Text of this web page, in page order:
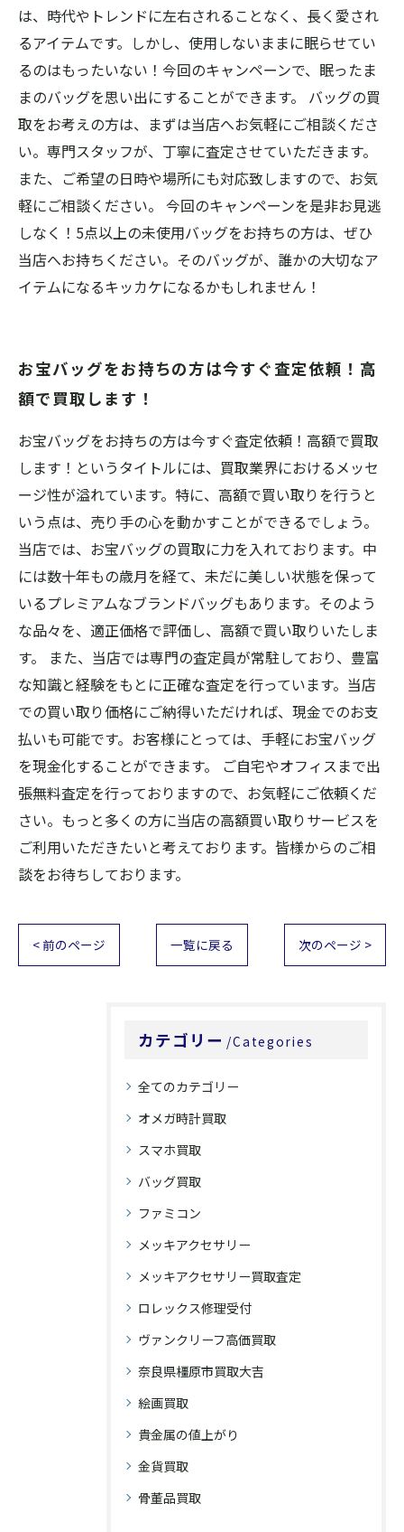
は、時代やトレンドに左右されることなく、長く愛され
るアイテムです。しかし、使用しないままに眠らせてい
るのはもったいない！今回のキャンペーンで、眠ったま
まのバッグを思い出にすることができます。 バッグの買
取をお考えの方は、まずは当店へお気軽にご相談くださ
い。専門スタッフが、丁寧に査定させていただきます。
また、ご希望の日時や場所にも対応致しますので、お気
軽にご相談ください。 今回のキャンペーンを是非お見逃
しなく！5点以上の未使用バッグをお持ちの方は、ぜひ
当店へお持ちください。そのバッグが、誰かの大切なア
イテムになるキッカケになるかもしれません！
お宝バッグをお持ちの方は今すぐ査定依頼！高
額で買取します！
お宝バッグをお持ちの方は今すぐ査定依頼！高額で買取
します！というタイトルには、買取業界におけるメッセ
ージ性が溢れています。特に、高額で買い取りを行うと
いう点は、売り手の心を動かすことができるでしょう。
当店では、お宝バッグの買取に力を入れております。中
には数十年もの歳月を経て、未だに美しい状態を保って
いるプレミアムなブランドバッグもあります。そのよう
な品々を、適正価格で評価し、高額で買い取りいたしま
す。 また、当店では専門の査定員が常駐しており、豊富
な知識と経験をもとに正確な査定を行っています。当店
での買い取り価格にご納得いただければ、現金でのお支
払いも可能です。お客様にとっては、手軽にお宝バッグ
を現金化することができます。 ご自宅やオフィスまで出
張無料査定を行っておりますので、お気軽にご依頼くだ
さい。もっと多くの方に当店の高額買い取りサービスを
ご利用いただきたいと考えております。皆様からのご相
談をお待ちしております。
< 前のページ 一覧に戻る 次のページ >
カテゴリー Categories
全てのカテゴリー
オメガ時計買取
スマホ買取
バッグ買取
ファミコン
メッキアクセサリー
メッキアクセサリー買取査定
ロレックス修理受付
ヴァンクリーフ高価買取
奈良県橿原市買取大吉
絵画買取
貴金属の値上がり
金貨買取
骨董品買取